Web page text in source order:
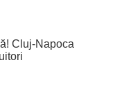
Cluj-Napoca